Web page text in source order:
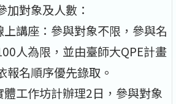
加對象及人數：
上講座：參與對象不限，參與名
人為限，並由臺師大QPE計畫
報名順序優先錄取。
體工作坊計辦理2日，參與對象